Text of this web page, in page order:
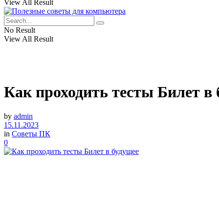
View All Result
No Result
View All Result
Как проходить тесты Билет в
by admin
15.11.2023
in Советы ПК
0